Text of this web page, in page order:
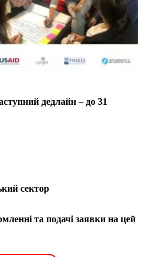
дедлайн – до 31
сектор
та подачі заявки на цей